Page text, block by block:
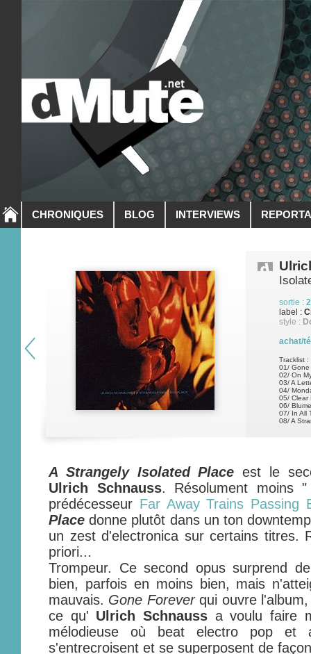
CHRONIQUES BLOG INTERVIEWS
sortie :
label :
style :
achat/
Tracklist :
01/ Gone
02/ On
03/ A
04/
05/ Clear
06/
07/ In All
08/ A
A Strangely Isolated Place est le
Ulrich Schnauss. Résolument moins
prédécesseur Far Away Trains Passing
Place donne plutôt dans un ton
un zest d'electronica sur certains titres.
priori...
Trompeur. Ce second opus surprend
bien, parfois en moins bien, mais
mauvais. Gone Foreverqui ouvre
ce qu' Ulrich Schnauss a voulu faire
mélodieuse où beat electro pop et
s'entrecroisent et se superposent de